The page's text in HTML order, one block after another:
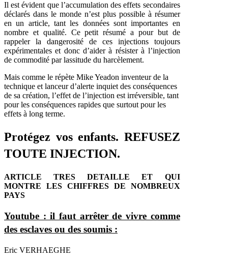
Il est évident que l’accumulation des effets secondaires
déclarés dans le monde n’est plus possible à résumer
en un article, tant les données sont importantes en
nombre et qualité. Ce petit résumé a pour but de
rappeler la dangerosité de ces injections toujours
expérimentales et donc d’aider à résister à l’injection
de commodité par lassitude du harcèlement.
Mais comme le répète Mike Yeadon inventeur de la
technique et lanceur d’alerte inquiet des conséquences
de sa création, l’effet de l’injection est irréversible, tant
pour les conséquences rapides que surtout pour les
effets à long terme.
Protégez vos enfants. REFUSEZ
TOUTE INJECTION.
ARTICLE TRES DETAILLE ET QUI
MONTRE LES CHIFFRES DE NOMBREUX
PAYS
Youtube : il faut arrêter de vivre comme
des esclaves ou des soumis :
Eric VERHAEGHE